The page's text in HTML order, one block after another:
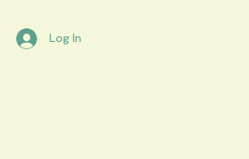
Log In